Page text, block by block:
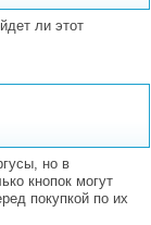
ли этот
но в
кнопок могут
покупкой по их